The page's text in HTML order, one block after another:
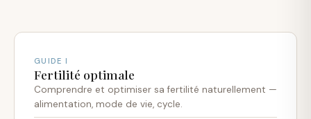
GUIDE I
Fertilité optimale
Comprendre et optimiser sa fertilité naturellement —
alimentation, mode de vie, cycle.